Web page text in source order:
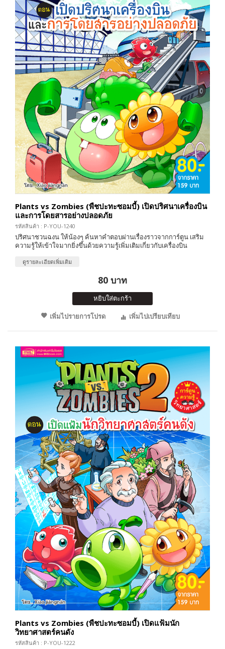
Plants vs Zombies (พืชปะทะซอมบี้) เปิดปริศนาเครื่องบิน
และการโดยสารอย่างปลอดภัย
รหัสสินค้า : P-YOU-1240
ปริศนาชวนฉงน ให้น้องๆ ค้นหาคำตอบผ่านเรื่องราวจากการ์ตูน เสริม
ความรู้ให้เข้าใจมากยิ่งขึ้นด้วยความรู้เพิ่มเติมเกี่ยวกับเครื่องบิน
ดูรายละเอียดเพิ่มเติม
80 บาท
หยิบใส่ตะกร้า
เพิ่มไปรายการโปรด
เพิ่มไปเปรียบเทียบ
Plants vs Zombies (พืชปะทะซอมบี้) เปิดแฟ้มนัก
วิทยาศาสตร์คนดัง
รหัสสินค้า : P-YOU-1222